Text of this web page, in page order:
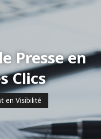
Presse en
Clics
en Visibilité